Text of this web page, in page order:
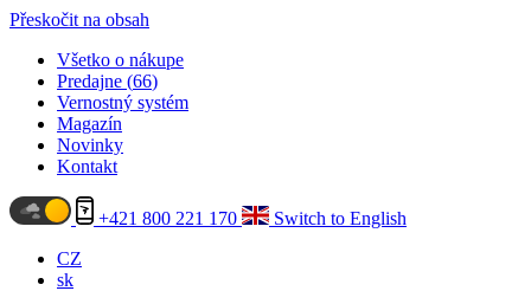
Přeskočit na obsah
Všetko o nákupe
Predajne (66)
Vernostný systém
Magazín
Novinky
Kontakt
+421 800 221 170
Switch to English
CZ
sk